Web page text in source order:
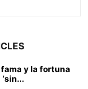
y la fortuna